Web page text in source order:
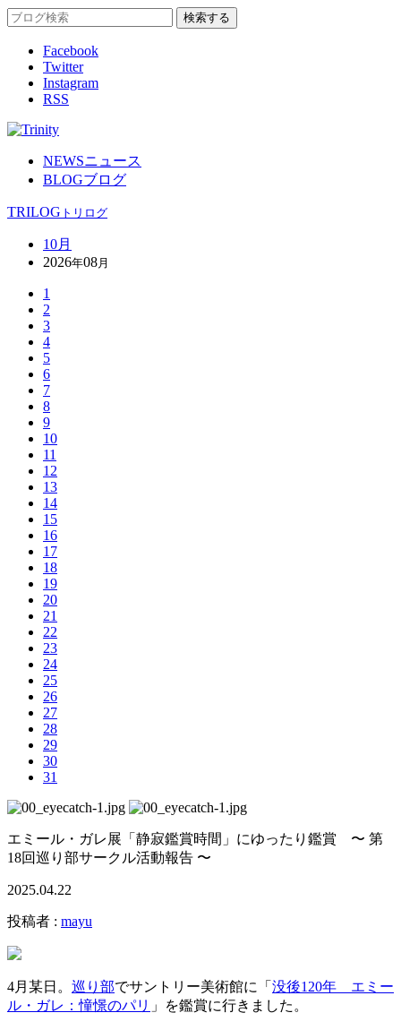
Facebook
Twitter
Instagram
RSS
NEWSニュース
BLOGブログ
TRILOG トリログ
10月
2026年08月
1
2
3
4
5
6
7
8
9
10
11
12
13
14
15
16
17
18
19
20
21
22
23
24
25
26
27
28
29
30
31
エミール・ガレ展「静寂鑑賞時間」にゆったり鑑賞 〜 第
18回巡り部サークル活動報告 〜
2025.04.22
投稿者 : mayu
4月某日。 巡り部でサントリー美術館に「 没後120年 エミー
ル・ガレ：憧憬のパリ 」を鑑賞に行きました。